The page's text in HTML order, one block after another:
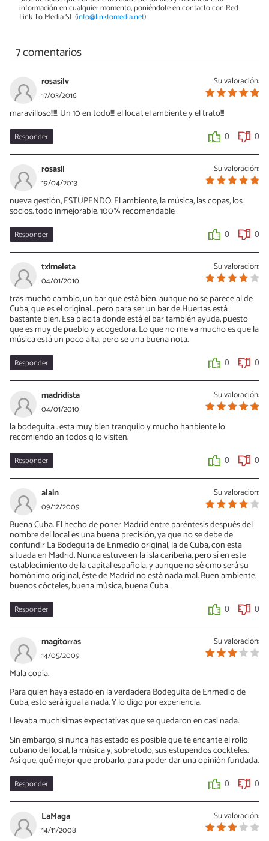
información en cualquier momento, poniéndote en contacto con Red
Link To Media SL (info@linktomedia.net)
7 comentarios
Su valoración:
rosasilv
17/03/2016
maravilloso!!!!!. Un 10 en todo!!!! el local, el ambiente y el trato!!!
Responder 0 0
Su valoración:
rosasil
19/04/2013
nueva gestión, ESTUPENDO. El ambiente, la música, las copas, los
socios. todo inmejorable. 100% recomendable
Responder 0 0
Su valoración:
tximeleta
04/01/2010
tras mucho cambio, un bar que está bien. aunque no se parece al de
Cuba, que es el original... pero para ser un bar de Huertas está
bastante bien. Esa placita donde está el bar también ayuda, puesto
que es muy de pueblo y acogedora. Lo que no me va mucho es que la
música está un poco alta, pero se una buena nota.
Responder 0 0
Su valoración:
madridista
04/01/2010
la bodeguita . esta muy bien tranquilo y mucho hanbiente lo
recomiendo an todos q lo visiten.
Responder 0 0
Su valoración:
alain
09/12/2009
Buena Cuba. El hecho de poner Madrid entre paréntesis después del
nombre del local es una buena precisión, ya que no se debe de
confundir La Bodeguita de Enmedio original, la de Cuba, con esta
situada en Madrid. Nunca estuve en la isla caribeña, pero sí en este
establecimiento de la capital española, y aunque no sé cmo será su
homónimo original, éste de Madrid no está nada mal. Buen ambiente,
buenos cócteles, buena música, buena Cuba.
Responder 0 0
Su valoración:
magitorras
14/05/2009
Mala copia.
Para quien haya estado en la verdadera Bodeguita de Enmedio de
Cuba, esto será igual a nada. Y lo digo por experiencia.
Llevaba muchísimas expectativas que se quedaron en casi nada.
Sin embargo, si nunca has estado es posible que te encante el rollo
cubano del local, la música y, sobretodo, sus estupendos cockteles.
Así que, qué mejor que probarlo, para poder dar una opinión fundada.
Responder 0 0
Su valoración:
LaMaga
14/11/2008